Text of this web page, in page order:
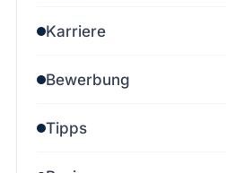
Karriere
Bewerbung
Tipps